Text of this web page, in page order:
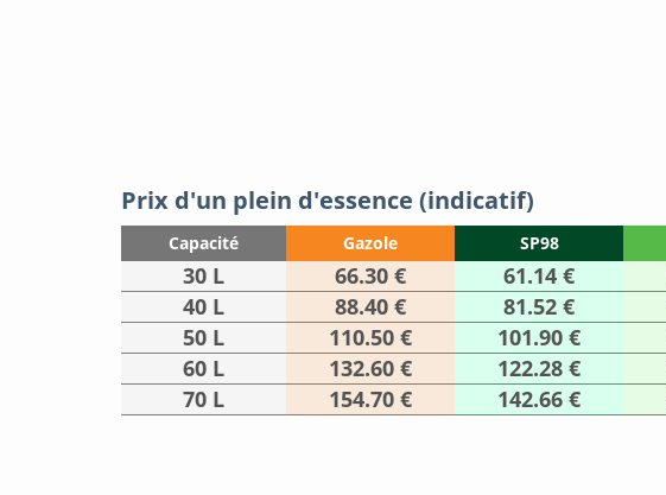
Prix d'un plein d'essence (indicatif)
Capacité Gazole SP98
30 L 66.30 € 61.14 €
40 L
88.40 € 81.52 €
50 L
110.50 € 101.90 €
60 L
132.60 € 122.28 €
70 L
154.70 € 142.66 €